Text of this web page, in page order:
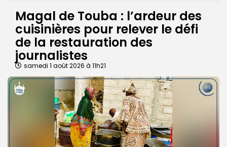
Magal de Touba : l’ardeur des
cuisinières pour relever le défi
de la restauration des
journalistes
samedi 1 août 2026 à 11h21